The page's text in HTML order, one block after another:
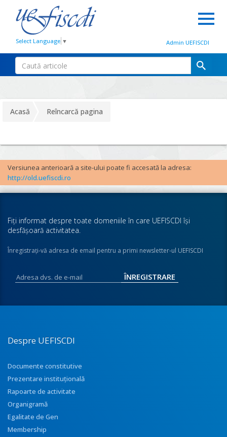
Select Language ▼ Admin UEFISCDI
Acasă Reîncarcă pagina
Versiunea anterioară a site-ului poate fi accesată la adresa:
http://old.uefiscdi.ro
Fiţi informat despre toate domeniile în care UEFISCDI îşi
desfăşoară activitatea.
Înregistraţi-vă adresa de email pentru a primi newsletter-ul UEFISCDI
Despre UEFISCDI
Documente constitutive
Prezentare instituţională
Rapoarte de activitate
Organigramă
Egalitate de Gen
Membership